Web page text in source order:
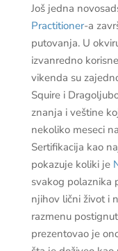
Još jedna
Practitioner-a
putovanja. U
izvanredno
vikenda su
Squire i
znanja i veštine
nekoliko meseci
Sertifikacija kao
pokazuje koliki je
svakog polaznika
njihov lični život i
razmenu
prezentovao je